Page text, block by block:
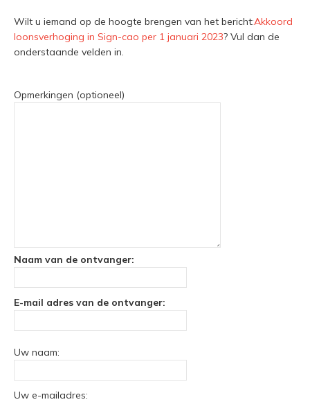
Wilt u iemand op de hoogte brengen van het bericht:Akkoord
loonsverhoging in Sign-cao per 1 januari 2023? Vul dan de
onderstaande velden in.
Opmerkingen (optioneel)
Naam van de ontvanger:
E-mail adres van de ontvanger:
Uw naam:
Uw e-mailadres: